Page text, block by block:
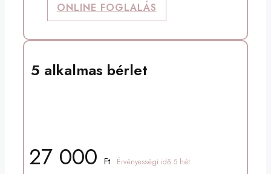
ONLINE FOGLALÁS
5 alkalmas bérlet
27 000Ft Érvényességi idő 5 hét